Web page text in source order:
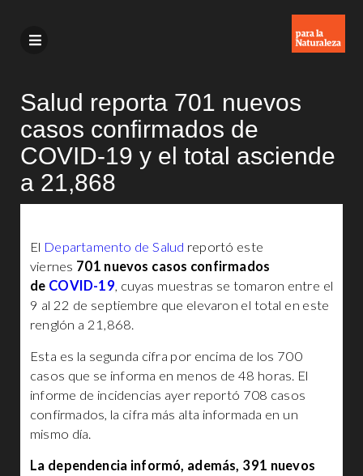
Salud reporta 701 nuevos
casos confirmados de
COVID-19 y el total asciende
a 21,868
El Departamento de Salud reportó este
viernes 701 nuevos casos confirmados
de COVID-19, cuyas muestras se tomaron entre el
9 al 22 de septiembre que elevaron el total en este
renglón a 21,868.
Esta es la segunda cifra por encima de los 700
casos que se informa en menos de 48 horas. El
informe de incidencias ayer reportó 708 casos
confirmados, la cifra más alta informada en un
mismo día.
La dependencia informó, además, 391 nuevos